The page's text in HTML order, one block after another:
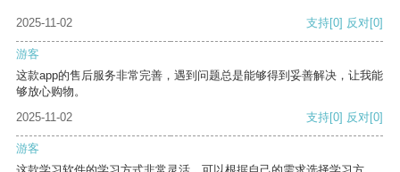
2025-11-02 支持[0] 反对[0]
游客
这款app的售后服务非常完善，遇到问题总是能够得到妥善解决，让我能
够放心购物。
2025-11-02
支持[0] 反对[0]
游客